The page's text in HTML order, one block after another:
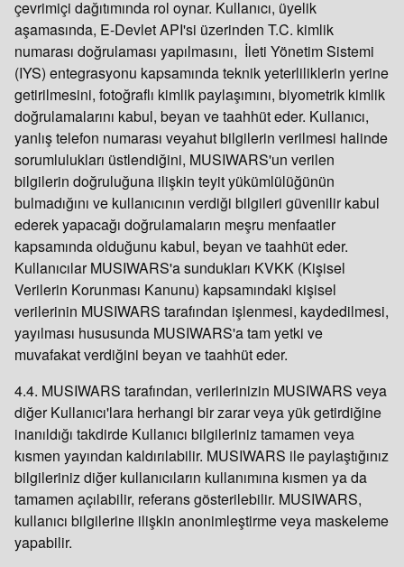
çevrimiçi dağıtımında rol oynar. Kullanıcı, üyelik
aşamasında, E-Devlet API'si üzerinden T.C. kimlik
numarası doğrulaması yapılmasını, İleti Yönetim Sistemi
(IYS) entegrasyonu kapsamında teknik yeterliliklerin yerine
getirilmesini, fotoğraflı kimlik paylaşımını, biyometrik kimlik
doğrulamalarını kabul, beyan ve taahhüt eder. Kullanıcı,
yanlış telefon numarası veyahut bilgilerin verilmesi halinde
sorumlulukları üstlendiğini, MUSIWARS'un verilen
bilgilerin doğruluğuna ilişkin teyit yükümlülüğünün
bulmadığını ve kullanıcının verdiği bilgileri güvenilir kabul
ederek yapacağı doğrulamaların meşru menfaatler
kapsamında olduğunu kabul, beyan ve taahhüt eder.
Kullanıcılar MUSIWARS'a sundukları KVKK (Kişisel
Verilerin Korunması Kanunu) kapsamındaki kişisel
verilerinin MUSIWARS tarafından işlenmesi, kaydedilmesi,
yayılması hususunda MUSIWARS'a tam yetki ve
muvafakat verdiğini beyan ve taahhüt eder.
4.4. MUSIWARS tarafından, verilerinizin MUSIWARS veya
diğer Kullanıcı'lara herhangi bir zarar veya yük getirdiğine
inanıldığı takdirde Kullanıcı bilgileriniz tamamen veya
kısmen yayından kaldırılabilir. MUSIWARS ile paylaştığınız
bilgileriniz diğer kullanıcıların kullanımına kısmen ya da
tamamen açılabilir, referans gösterilebilir. MUSIWARS,
kullanıcı bilgilerine ilişkin anonimleştirme veya maskeleme
yapabilir.